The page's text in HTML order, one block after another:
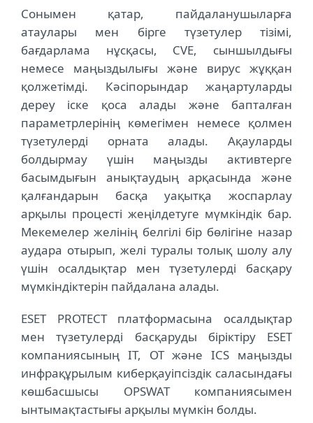
Сонымен қатар, пайдаланушыларға
атаулары мен бірге түзетулер тізімі,
бағдарлама нұсқасы, CVE, сыншылдығы
немесе маңыздылығы және вирус жұққан
қолжетімді. Кәсіпорындар жаңартуларды
дереу іске қоса алады және бапталған
параметрлерінің көмегімен немесе қолмен
түзетулерді орната алады. Ақауларды
болдырмау үшін маңызды активтерге
басымдығын анықтаудың арқасында және
қалғандарын басқа уақытқа жоспарлау
арқылы процесті жеңілдетуге мүмкіндік бар.
Мекемелер желінің белгілі бір бөлігіне назар
аудара отырып, желі туралы толық шолу алу
үшін осалдықтар мен түзетулерді басқару
мүмкіндіктерін пайдалана алады.
ESET PROTECT платформасына осалдықтар
мен түзетулерді басқаруды біріктіру ESET
компаниясының IT, OT және ICS маңызды
инфрақұрылым киберқауіпсіздік саласындағы
көшбасшысы OPSWAT компаниясымен
ынтымақтастығы арқылы мүмкін болды.